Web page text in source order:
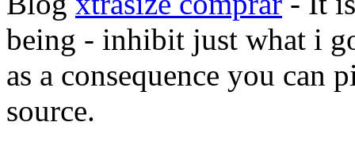
being - inhibit just what i
as a consequence you can
source.